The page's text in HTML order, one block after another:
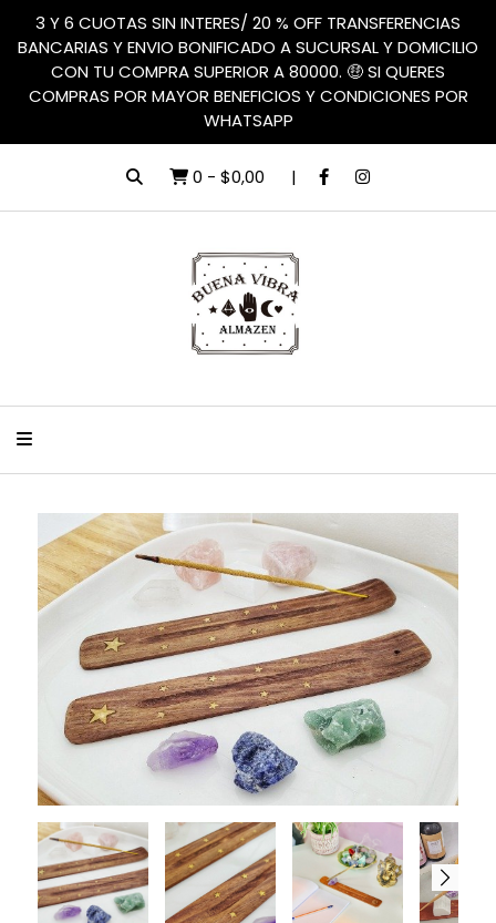
3 Y 6 CUOTAS SIN INTERES/ 20 % OFF TRANSFERENCIAS
BANCARIAS Y ENVIO BONIFICADO A SUCURSAL Y DOMICILIO
CON TU COMPRA SUPERIOR A 80000. 🤑 SI QUERES
COMPRAS POR MAYOR BENEFICIOS Y CONDICIONES POR
WHATSAPP
0 - $0,00